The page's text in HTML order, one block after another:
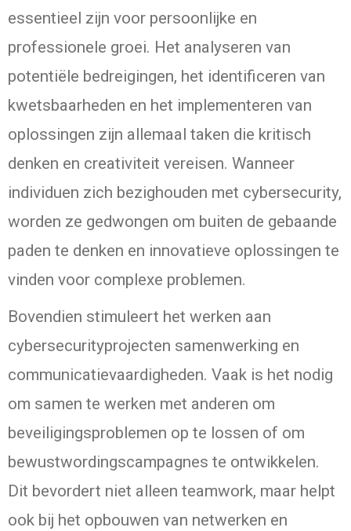
essentieel zijn voor persoonlijke en
professionele groei. Het analyseren van
potentiële bedreigingen, het identificeren van
kwetsbaarheden en het implementeren van
oplossingen zijn allemaal taken die kritisch
denken en creativiteit vereisen. Wanneer
individuen zich bezighouden met cybersecurity,
worden ze gedwongen om buiten de gebaande
paden te denken en innovatieve oplossingen te
vinden voor complexe problemen.
Bovendien stimuleert het werken aan
cybersecurityprojecten samenwerking en
communicatievaardigheden. Vaak is het nodig
om samen te werken met anderen om
beveiligingsproblemen op te lossen of om
bewustwordingscampagnes te ontwikkelen.
Dit bevordert niet alleen teamwork, maar helpt
ook bij het opbouwen van netwerken en